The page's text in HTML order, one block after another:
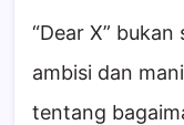
“Dear X”
ambisi dan
tentang